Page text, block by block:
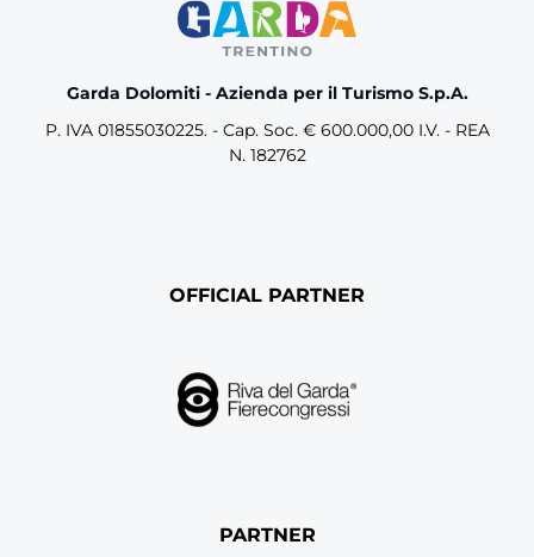
Garda Dolomiti - Azienda per il Turismo S.p.A.
P. IVA 01855030225. - Cap. Soc. € 600.000,00 I.V. - REA
N. 182762
OFFICIAL PARTNER
PARTNER